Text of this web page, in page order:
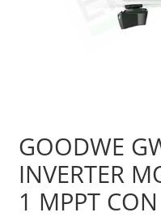
GOODWE
INVERTER
1 MPPT